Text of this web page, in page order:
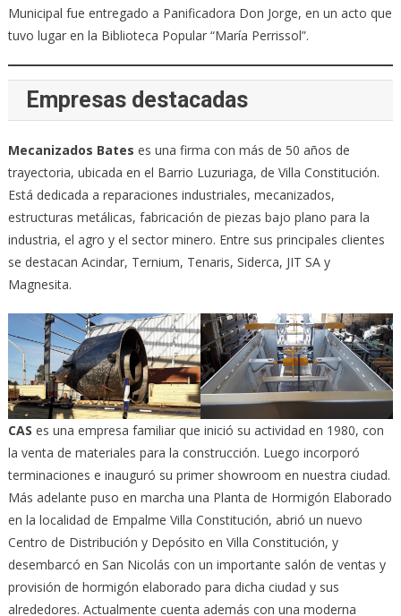
Municipal fue entregado a Panificadora Don Jorge, en un acto que
tuvo lugar en la Biblioteca Popular “María Perrissol”.
Empresas destacadas
Mecanizados Bates es una firma con más de 50 años de
trayectoria, ubicada en el Barrio Luzuriaga, de Villa Constitución.
Está dedicada a reparaciones industriales, mecanizados,
estructuras metálicas, fabricación de piezas bajo plano para la
industria, el agro y el sector minero. Entre sus principales clientes
se destacan Acindar, Ternium, Tenaris, Siderca, JIT SA y
Magnesita.
CAS es una empresa familiar que inició su actividad en 1980, con
la venta de materiales para la construcción. Luego incorporó
terminaciones e inauguró su primer showroom en nuestra ciudad.
Más adelante puso en marcha una Planta de Hormigón Elaborado
en la localidad de Empalme Villa Constitución, abrió un nuevo
Centro de Distribución y Depósito en Villa Constitución, y
desembarcó en San Nicolás con un importante salón de ventas y
provisión de hormigón elaborado para dicha ciudad y sus
alrededores. Actualmente cuenta además con una moderna